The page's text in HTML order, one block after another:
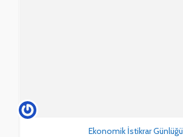
Ekonomik İstikrar Günlüğü